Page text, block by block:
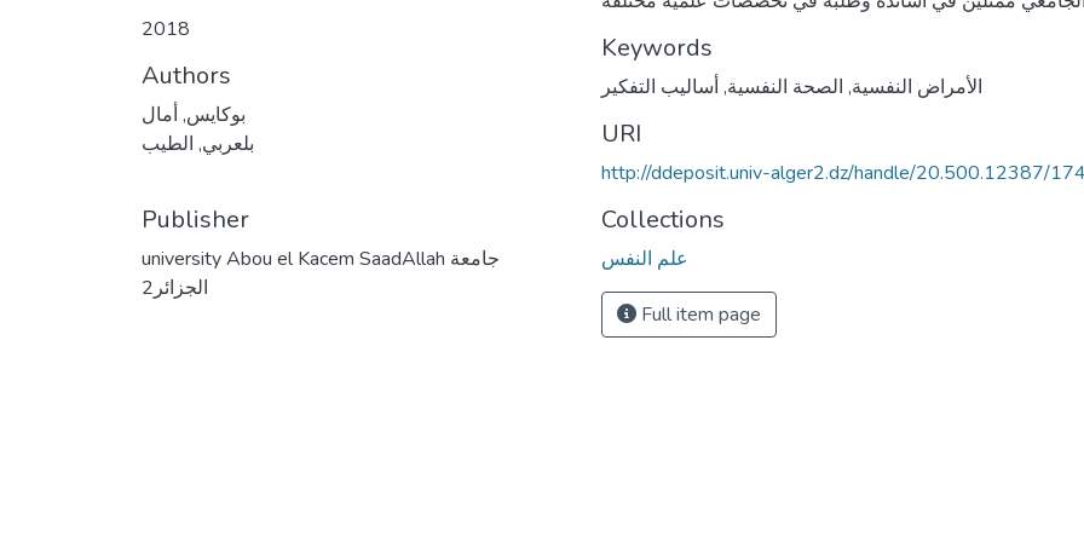
2018
Authors
بوكايس, أمال
بلعربي, الطيب
Publisher
university Abou el Kacem SaadAllah جامعة
الجزائر2
Keywords
الأمراض النفسية, الصحة النفسية, أساليب التفكير
URI
http://ddeposit.univ-alger2.dz/handle/20.500.12387/
Collections
علم النفس
Full item page